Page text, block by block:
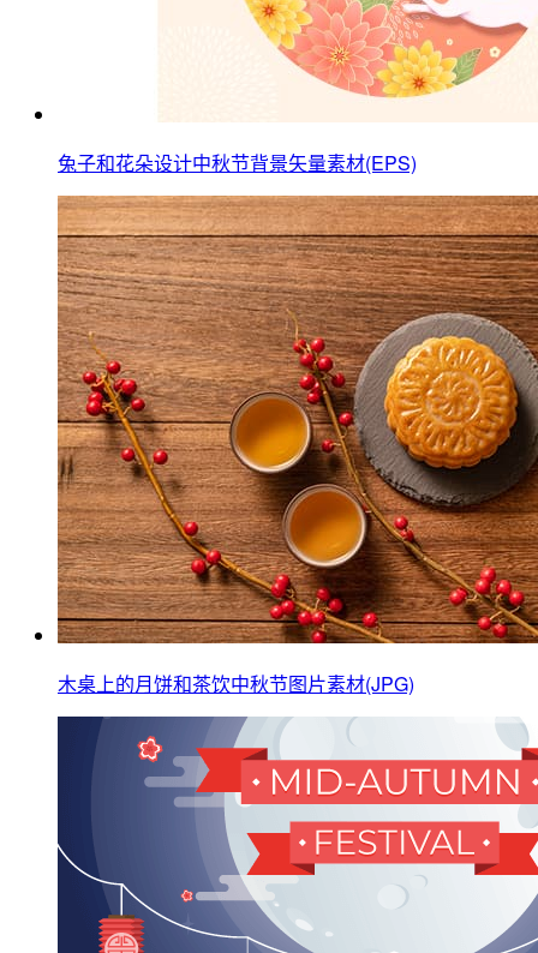
兔子和花朵设计中秋节背景矢量素材(EPS)
木桌上的月饼和茶饮中秋节图片素材(JPG)